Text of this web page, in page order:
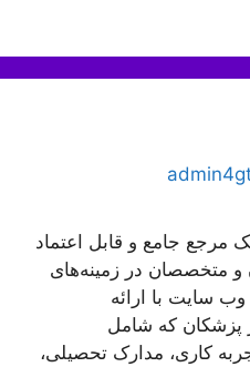
مرجع جامع و قابل اعتماد
و متخصصان در زمینه‌های
سایت با ارائه
پزشکان که شامل
کاری، مدارک تحصیلی،